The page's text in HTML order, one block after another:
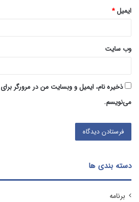
ایمیل*
وب‌ سایت
ذخیره نام، ایمیل و وبسایت من در مرورگر
می‌نویسم.
دسته بندی ها
برنامه